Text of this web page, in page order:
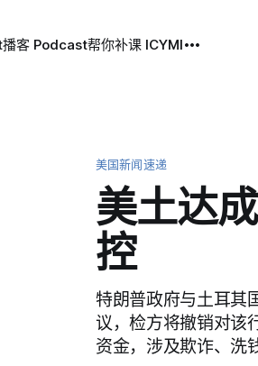
播客 Podcast帮你补课 ICYMI
美国新闻速递
美土达
控
特朗普政府与土耳其
议，检方将撤销对该
资金，涉及欺诈、洗